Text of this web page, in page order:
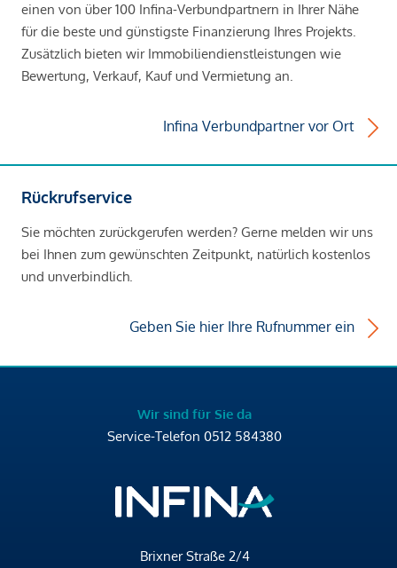
einen von über 100 Infina-Verbundpartnern in Ihrer Nähe
für die beste und günstigste Finanzierung Ihres Projekts.
Zusätzlich bieten wir Immobiliendienstleistungen wie
Bewertung, Verkauf, Kauf und Vermietung an.
Infina Verbundpartner vor Ort
Rückrufservice
Sie möchten zurückgerufen werden? Gerne melden wir uns
bei Ihnen zum gewünschten Zeitpunkt, natürlich kostenlos
und unverbindlich.
Geben Sie hier Ihre Rufnummer ein
Wir sind für Sie da
Service-Telefon 0512 584380
Brixner Straße 2/4